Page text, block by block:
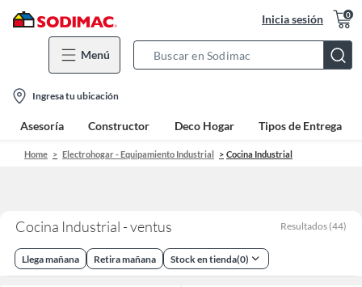
Inicia sesión 0
Menú
Bar
location-
icon
Ingresa tu ubicación
Asesoría Constructor Deco Hogar Tipos de Entrega
Home Electrohogar - Equipamiento Industrial Cocina Industrial
Cocina Industrial - ventus Resultados (44)
Llega mañana Retira mañana Stock en tienda(0)